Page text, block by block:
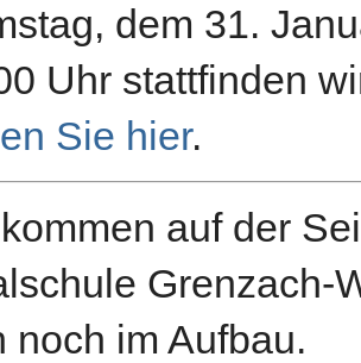
dem 31.
Uhr stattfinden
Sie hier.
auf der
Grenzach-
noch im Aufbau.